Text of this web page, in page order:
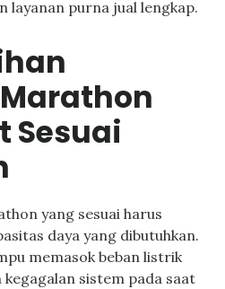
layanan purna jual lengkap.
Sesuai
yang sesuai harus
daya yang dibutuhkan.
memasok beban listrik
sistem pada saat